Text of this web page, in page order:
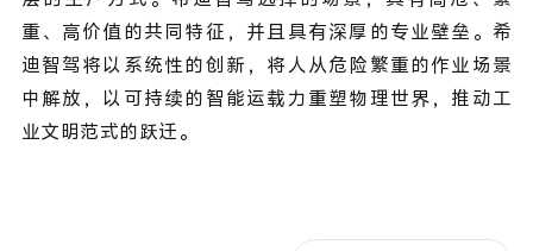
重、高价值的共同特征，并且具有深厚的专业壁垒 。希
迪智驾将以系统性的创新，将人从危险繁重的作业场景
中解放，以可持续的智能运载力重塑物理世界，推动工
业文明范式的跃迁。